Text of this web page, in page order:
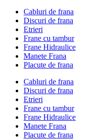
Cabluri de frana
Discuri de frana
Etrieri
Frane cu tambur
Frane Hidraulice
Manete Frana
Placute de frana
Cabluri de frana
Discuri de frana
Etrieri
Frane cu tambur
Frane Hidraulice
Manete Frana
Placute de frana